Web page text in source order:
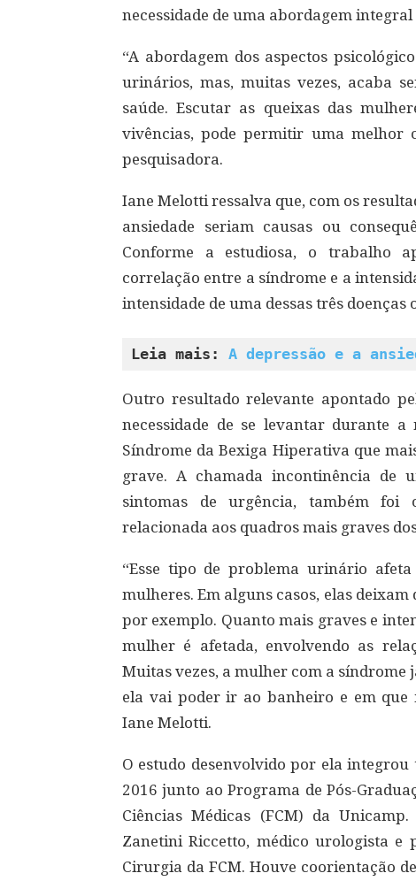
necessidade de uma abordagem
“A abordagem dos aspectos
urinários, mas, muitas vezes, acaba
saúde. Escutar as queixas das
vivências, pode permitir uma melhor
pesquisadora.
Iane Melotti ressalva que, com os
ansiedade seriam causas ou
Conforme a estudiosa, o trabalho
correlação entre a síndrome e a
intensidade de uma dessas três
Leia mais: A depressão e a
Outro resultado relevante apontado
necessidade de se levantar durante
Síndrome da Bexiga Hiperativa que
grave. A chamada incontinência de
sintomas de urgência, também foi
relacionada aos quadros mais graves
“Esse tipo de problema urinário
mulheres. Em alguns casos, elas
por exemplo. Quanto mais graves e
mulher é afetada, envolvendo as
Muitas vezes, a mulher com a síndrome
ela vai poder ir ao banheiro e em que
Iane Melotti.
O estudo desenvolvido por ela
2016 junto ao Programa de Pós-
Ciências Médicas (FCM) da
Zanetini Riccetto, médico urologista e
Cirurgia da FCM. Houve coorientação